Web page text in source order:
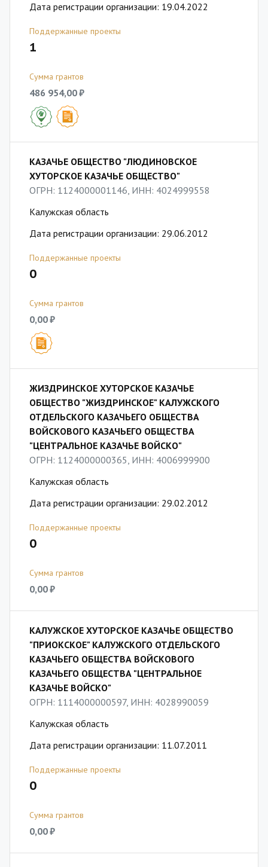
Дата регистрации организации: 19.04.2022
Поддержанные проекты
1
Сумма грантов
486 954,00 ₽
КАЗАЧЬЕ ОБЩЕСТВО "ЛЮДИНОВСКОЕ
ХУТОРСКОЕ КАЗАЧЬЕ ОБЩЕСТВО"
ОГРН: 1124000001146, ИНН: 4024999558
Калужская область
Дата регистрации организации: 29.06.2012
Поддержанные проекты
0
Сумма грантов
0,00 ₽
ЖИЗДРИНСКОЕ ХУТОРСКОЕ КАЗАЧЬЕ
ОБЩЕСТВО "ЖИЗДРИНСКОЕ" КАЛУЖСКОГО
ОТДЕЛЬСКОГО КАЗАЧЬЕГО ОБЩЕСТВА
ВОЙСКОВОГО КАЗАЧЬЕГО ОБЩЕСТВА
"ЦЕНТРАЛЬНОЕ КАЗАЧЬЕ ВОЙСКО"
ОГРН: 1124000000365, ИНН: 4006999900
Калужская область
Дата регистрации организации: 29.02.2012
Поддержанные проекты
0
Сумма грантов
0,00 ₽
КАЛУЖСКОЕ ХУТОРСКОЕ КАЗАЧЬЕ ОБЩЕСТВО
"ПРИОКСКОЕ" КАЛУЖСКОГО ОТДЕЛЬСКОГО
КАЗАЧЬЕГО ОБЩЕСТВА ВОЙСКОВОГО
КАЗАЧЬЕГО ОБЩЕСТВА "ЦЕНТРАЛЬНОЕ
КАЗАЧЬЕ ВОЙСКО"
ОГРН: 1114000000597, ИНН: 4028990059
Калужская область
Дата регистрации организации: 11.07.2011
Поддержанные проекты
0
Сумма грантов
0,00 ₽